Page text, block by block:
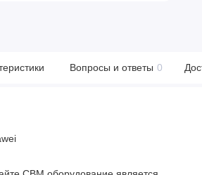
Вопросы и ответы 0